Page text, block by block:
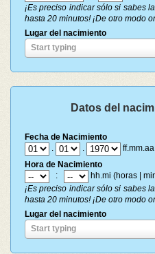
¡Es preciso indicar sólo si sabes
hasta 20 minutos! ¡De otro modo
Lugar del nacimiento
Start typing
Lugar
Datos del
Fecha de Nacimiento
.
.
Hora de Nacimiento
:
hh.mi (horas |
¡Es preciso indicar sólo si sabes
hasta 20 minutos! ¡De otro modo
Lugar del nacimiento
Start typing
Lugar